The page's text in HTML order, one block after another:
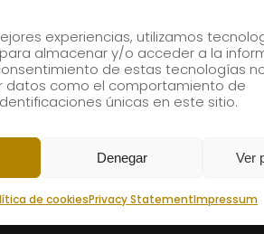
experiencias, utilizamos
almacenar y/o acceder a la
de estas tecnologías
datos como el comportamiento de
únicas en este sitio.
Denegar Ver
de cookiesPrivacy StatementImpressum